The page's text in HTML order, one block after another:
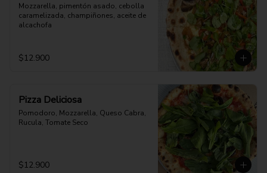
Mozzarella, pimentón asado, cebolla
caramelizada, champiñones, aceite de
alcachofa
$12.900
Pizza Deliciosa
Pomodoro, Mozzarella, Queso Cabra,
Rucula, Tomate Seco
$12.900